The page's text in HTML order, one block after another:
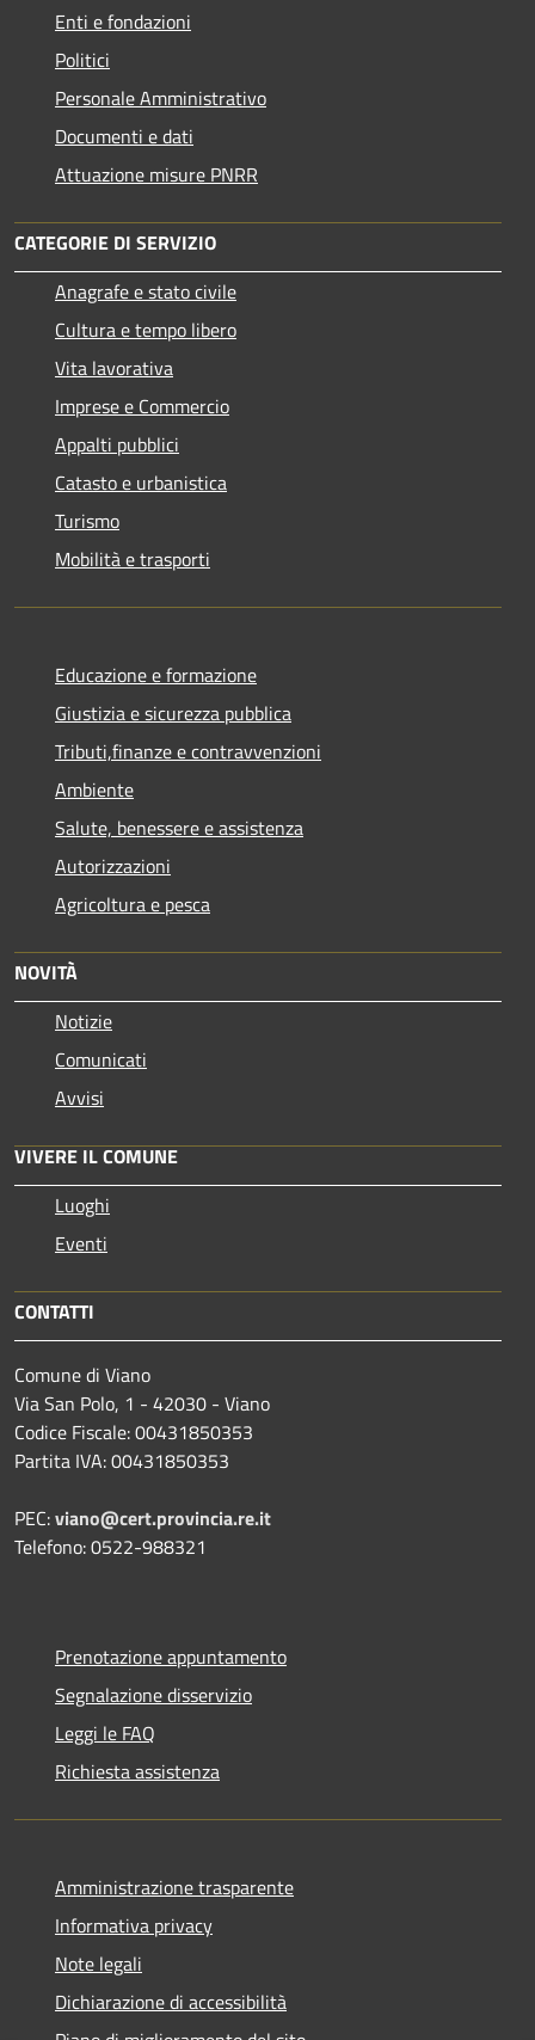
Enti e fondazioni
Politici
Personale Amministrativo
Documenti e dati
Attuazione misure PNRR
CATEGORIE DI SERVIZIO
Anagrafe e stato civile
Cultura e tempo libero
Vita lavorativa
Imprese e Commercio
Appalti pubblici
Catasto e urbanistica
Turismo
Mobilità e trasporti
Educazione e formazione
Giustizia e sicurezza pubblica
Tributi,finanze e contravvenzioni
Ambiente
Salute, benessere e assistenza
Autorizzazioni
Agricoltura e pesca
NOVITÀ
Notizie
Comunicati
Avvisi
VIVERE IL COMUNE
Luoghi
Eventi
CONTATTI
Comune di Viano
Via San Polo, 1 - 42030 - Viano
Codice Fiscale: 00431850353
Partita IVA: 00431850353
PEC:viano@cert.provincia.re.it
Telefono: 0522-988321
Prenotazione appuntamento
Segnalazione disservizio
Leggi le FAQ
Richiesta assistenza
Amministrazione trasparente
Informativa privacy
Note legali
Dichiarazione di accessibilità